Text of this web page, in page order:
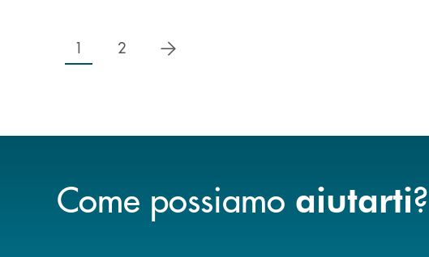
1 2 successivo
Come possiamo aiutarti?